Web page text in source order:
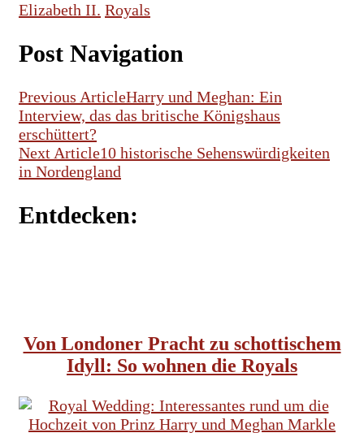
Elizabeth II. Royals
Post Navigation
Previous ArticleHarry und Meghan: Ein
Interview, das das britische Königshaus
erschüttert?
Next Article10 historische Sehenswürdigkeiten
in Nordengland
Entdecken:
Von Londoner Pracht zu schottischem
Idyll: So wohnen die Royals